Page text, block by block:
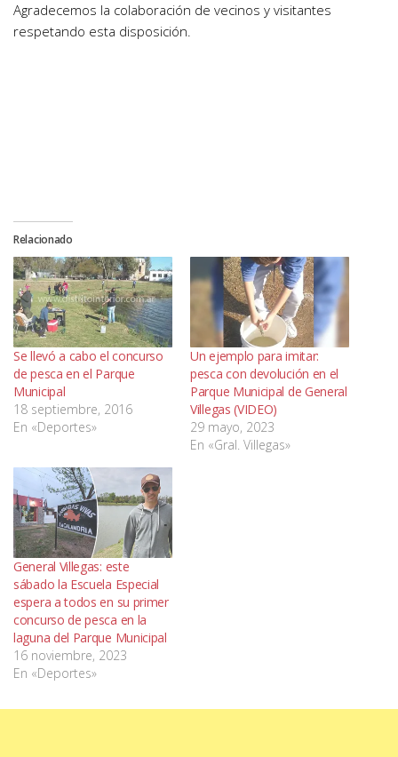
Agradecemos la colaboración de vecinos y visitantes
respetando esta disposición.
Relacionado
Se llevó a cabo el concurso
de pesca en el Parque
Municipal
18 septiembre, 2016
En «Deportes»
Un ejemplo para imitar:
pesca con devolución en el
Parque Municipal de General
Villegas (VIDEO)
29 mayo, 2023
En «Gral. Villegas»
General Villegas: este
sábado la Escuela Especial
espera a todos en su primer
concurso de pesca en la
laguna del Parque Municipal
16 noviembre, 2023
En «Deportes»